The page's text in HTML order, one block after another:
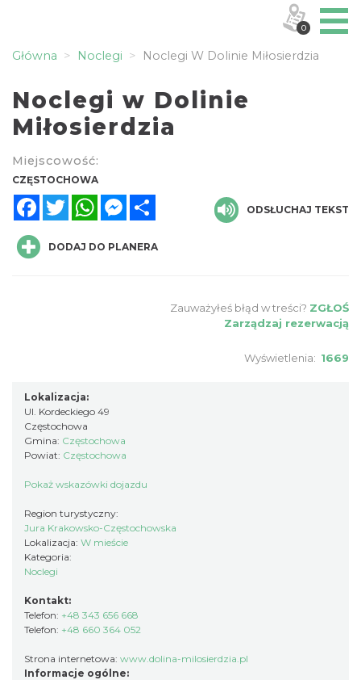
Główna Noclegi Noclegi W Dolinie Miłosierdzia
Noclegi w Dolinie
Miłosierdzia
Miejscowość:
CZĘSTOCHOWA
FacebookTwitterWhatsAppMessenger
ODSŁUCHAJ TEKST
DODAJ DO PLANERA
Zauważyłeś błąd w treści? ZGŁOŚ
Zarządzaj rezerwacją
Wyświetlenia: 1669
Lokalizacja:
Ul. Kordeckiego 49
Częstochowa
Gmina: Częstochowa
Powiat: Częstochowa
Pokaż wskazówki dojazdu
Region turystyczny:
Jura Krakowsko-Częstochowska
Lokalizacja: W mieście
Kategoria:
Noclegi
Kontakt:
Telefon: +48 343 656 668
Telefon: +48 660 364 052
Strona internetowa: www.dolina-milosierdzia.pl
Informacje ogólne:
0